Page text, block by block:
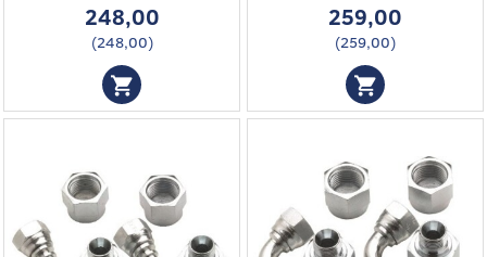
248,00
(248,00)
259,00
(259,00)